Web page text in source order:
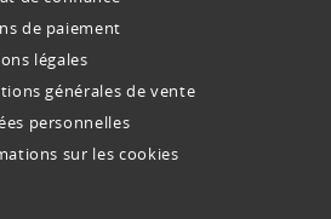
de paiement
légales
générales de vente
personnelles
sur les cookies